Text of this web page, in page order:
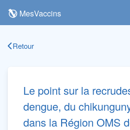
MesVaccins
Retour
Le point sur la
dengue, du
dans la Région OMS